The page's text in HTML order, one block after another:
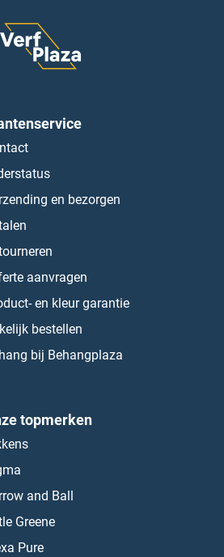
en bezorgen
aanvragen
en kleur garantie
bestellen
bij Behangplaza
topmerken
and Ball
Greene
Pure